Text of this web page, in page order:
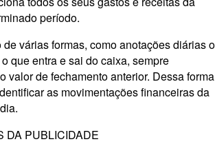
período.
de várias formas, como anotações diárias
que entra e sai do caixa, sempre
valor de fechamento anterior. Dessa
as movimentações financeiras da
DA PUBLICIDADE